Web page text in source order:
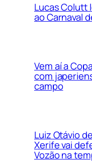
Lucas Colutt
ao Carnaval
Vem aí a
com
campo
Luiz Otávio
Xerife vai
Vozão na